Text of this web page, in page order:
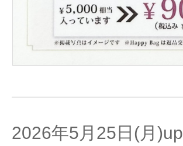
2026年5月25日(月)up